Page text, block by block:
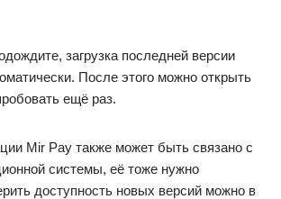
загрузка последней версии
После этого можно открыть
ещё раз.
Mir Pay также может быть связано с
системы, её тоже нужно
доступность новых версий можно в